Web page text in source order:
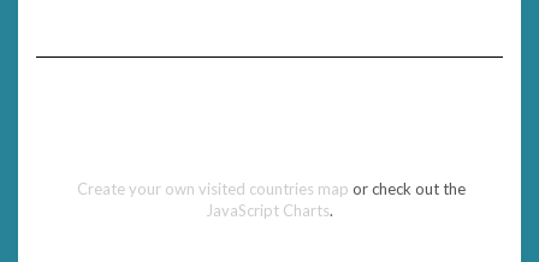
Create your own visited countries map or check out the
JavaScript Charts.